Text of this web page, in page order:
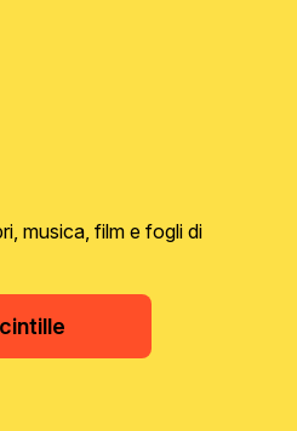
musica, film e fogli di